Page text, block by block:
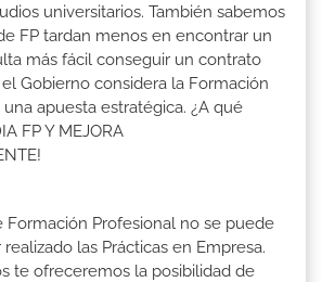
universitarios. También sabemos
FP tardan menos en encontrar un
más fácil conseguir un contrato
Gobierno considera la Formación
apuesta estratégica. ¿A qué
FP Y MEJORA
Formación Profesional no se puede
las Prácticas en Empresa.
te ofreceremos la posibilidad de